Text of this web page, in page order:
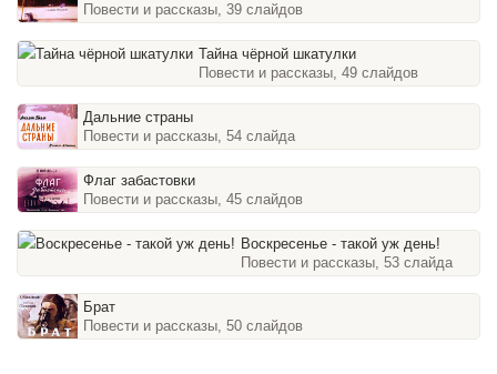
Повести и рассказы, 39 слайдов
Тайна чёрной шкатулки
Повести и рассказы, 49 слайдов
Дальние страны
Повести и рассказы, 54 слайда
Флаг забастовки
Повести и рассказы, 45 слайдов
Воскресенье - такой уж день!
Повести и рассказы, 53 слайда
Брат
Повести и рассказы, 50 слайдов